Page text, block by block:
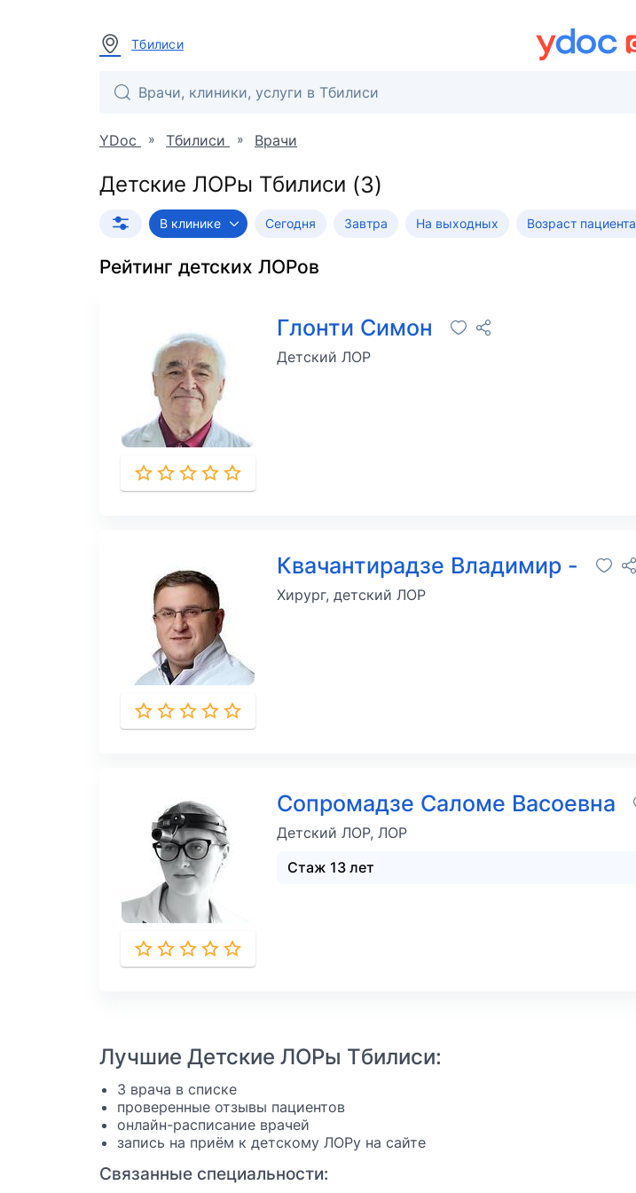
Тбилиси
YDoc » Тбилиси » Врачи
Детские ЛОРы Тбилиси
В клинике Сегодня Завтра На выходных Возраст пациента
Рейтинг детских ЛОРов
Глонти Симон
Детский ЛОР
Квачантирадзе Владимир -
Хирург, детский ЛОР
Сопромадзе Саломе Васоевна
Детский ЛОР, ЛОР
Стаж 13 лет
Лучшие Детские ЛОРы Тбилиси:
3 врача в списке
проверенные отзывы пациентов
онлайн-расписание врачей
запись на приём к детскому ЛОРу на сайте
Связанные специальности: